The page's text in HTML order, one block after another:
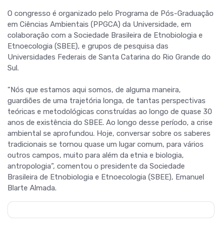
O congresso é organizado pelo Programa de Pós-Graduação
em Ciências Ambientais (PPGCA) da Universidade, em
colaboração com a Sociedade Brasileira de Etnobiologia e
Etnoecologia (SBEE), e grupos de pesquisa das
Universidades Federais de Santa Catarina do Rio Grande do
Sul.
“Nós que estamos aqui somos, de alguma maneira,
guardiões de uma trajetória longa, de tantas perspectivas
teóricas e metodológicas construídas ao longo de quase 30
anos de existência do SBEE. Ao longo desse período, a crise
ambiental se aprofundou. Hoje, conversar sobre os saberes
tradicionais se tornou quase um lugar comum, para vários
outros campos, muito para além da etnia e biologia,
antropologia”, comentou o presidente da Sociedade
Brasileira de Etnobiologia e Etnoecologia (SBEE), Emanuel
Blarte Almada.